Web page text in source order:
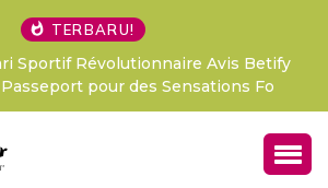
TERBARU!
Sportif Révolutionnaire Avis Betify
pour des Sensations Fo